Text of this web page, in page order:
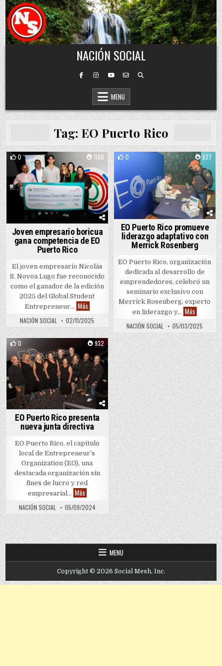
Skip to content
NACIÓN SOCIAL
MENU
Tag: EO Puerto Rico
0 1190
Posted in
Joven empresario boricua
gana competencia de EO
Puerto Rico
El joven empresario Nicolás
S. Novoa Lugo fue reconocido
como el ganador de la edición
2025 del Global Student
Entrepreneur… MásJoven empresario boricua gana competencia de EO
NACIÓN SOCIAL 02/11/2025
0 927
Posted in
EO Puerto Rico promueve
liderazgo adaptativo con
Merrick Rosenberg
EO Puerto Rico, organización
dedicada al desarrollo de
emprendedores, celebró un
seminario exclusivo con
Merrick Rosenberg, experto
en liderazgo y… Más EO
NACIÓN SOCIAL 05/03/2025
0 932
Posted in
EO Puerto Rico presenta
nueva junta directiva
EO Puerto Rico, el capítulo
local de Entrepreneur’s
Organization (EO), una
destacada organización sin
fines de lucro y red
empresarial… MásEO Puerto Rico presenta nueva junta directiva
NACIÓN SOCIAL 05/09/2024
MENU
Copyright © 2026 Social Mesh, Inc.